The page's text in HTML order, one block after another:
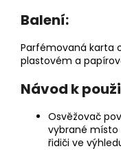
Balení:
Parfémovaná karta
plastovém a
Návod k
Osvěžovač
vybrané místo
řidiči ve